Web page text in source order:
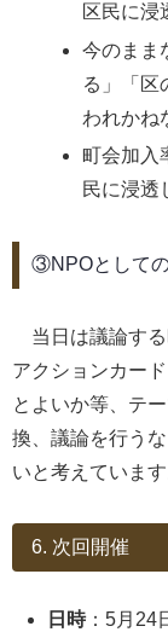
区民に
今のまま
る」「区
われかね
町会加入
民に浸透
③NPOとして
当日は議論する
アクションカー
とよいか等、テ
換、議論を行う
いと考えています
6. 次回開催
日時：5月24